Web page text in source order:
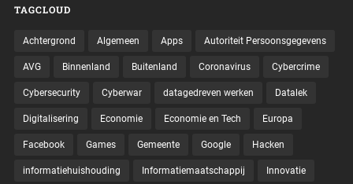
TAGCLOUD
Achtergrond Algemeen Apps Autoriteit Persoonsgegevens
AVG Binnenland Buitenland Coronavirus Cybercrime
Cybersecurity Cyberwar datagedreven werken Datalek
Digitalisering Economie Economie en Tech Europa
Facebook Games Gemeente Google Hacken
informatiehuishouding Informatiemaatschappij Innovatie